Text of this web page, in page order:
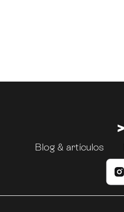
Blog & artículos